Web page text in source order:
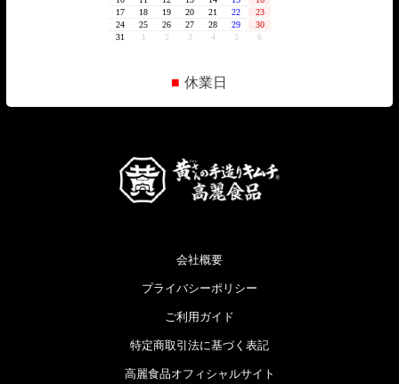
■ 休業日
会社概要
プライバシーポリシー
ご利用ガイド
特定商取引法に基づく表記
高麗食品オフィシャルサイト